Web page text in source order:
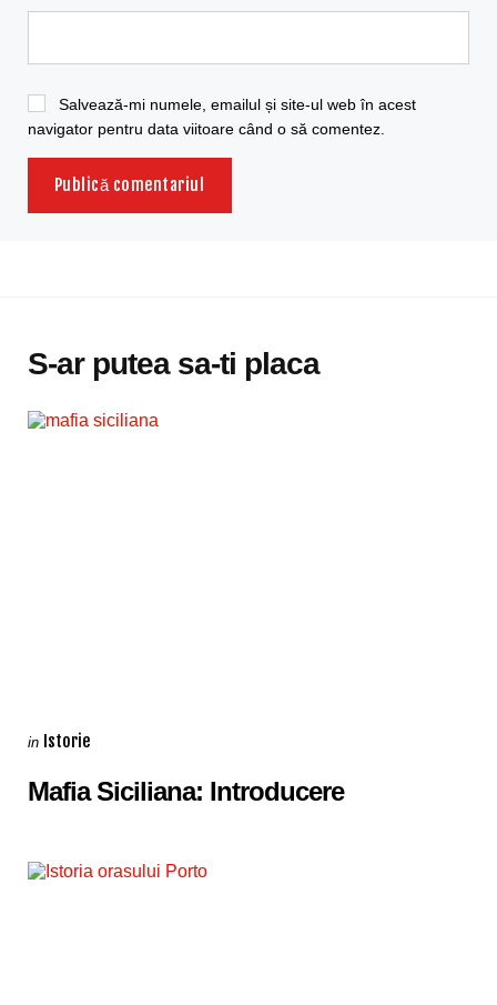
Salvează-mi numele, emailul și site-ul web în acest
navigator pentru data viitoare când o să comentez.
S-ar putea sa-ti placa
Categories
Posted
in Istorie
Mafia Siciliana: Introducere